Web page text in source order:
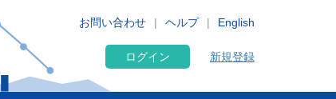
English
お問い合わせ ヘルプ
ログイン 新規登録